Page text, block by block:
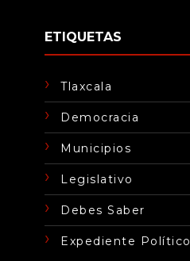
ETIQUETAS
Tlaxcala
Democracia
Municipios
Legislativo
Debes Saber
Expediente Político